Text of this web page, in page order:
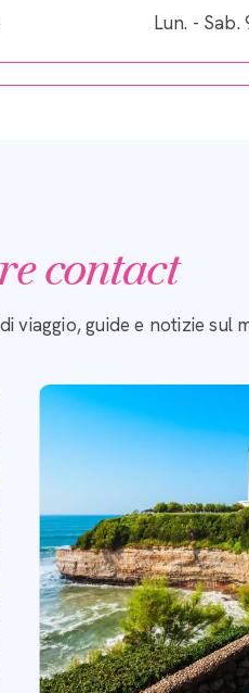
Lun. - Sab.
contact
viaggio, guide e notizie sul